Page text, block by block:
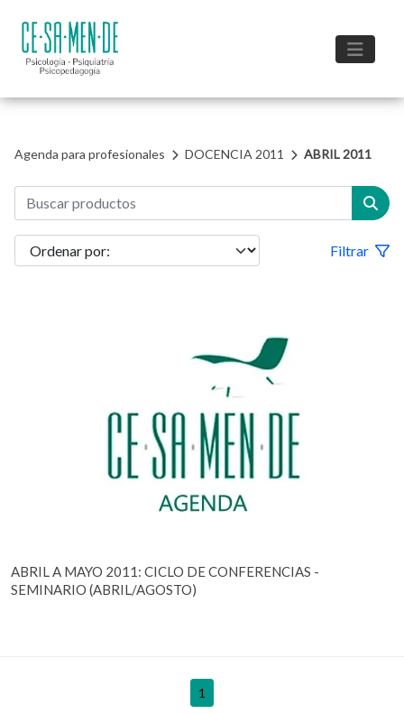
Agenda para profesionales DOCENCIA 2011 ABRIL 2011
Filtrar
ABRIL A MAYO 2011: CICLO DE CONFERENCIAS -
SEMINARIO (ABRIL/AGOSTO)
1